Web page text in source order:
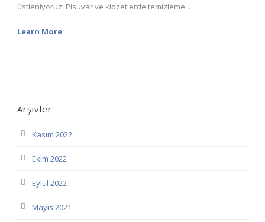
üstleniyoruz. Pisuvar ve klozetlerde temizleme...
Learn More
Arşivler
Kasım 2022
Ekim 2022
Eylül 2022
Mayıs 2021